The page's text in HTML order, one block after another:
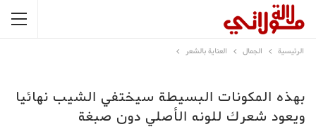
الرئيسية الجمال العناية بالشعر
بهذه المكونات البسيطة سيختفي الشيب نهائيا
ويعود شعرك للونه الأصلي دون صبغة